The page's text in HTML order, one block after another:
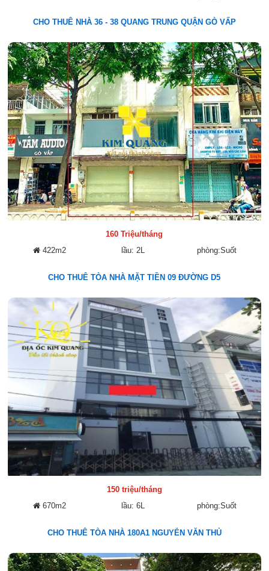
CHO THUÊ NHÀ 36 - 38 QUANG TRUNG QUẬN GÒ VẤP
160 Triệu/tháng
422m2
lầu: 2L phòng:Suốt
CHO THUÊ TÒA NHÀ MẶT TIỀN 09 ĐƯỜNG D5
150 triệu/tháng
670m2
lầu: 6L phòng:Suốt
CHO THUÊ TÒA NHÀ 180A1 NGUYỄN VĂN THỦ